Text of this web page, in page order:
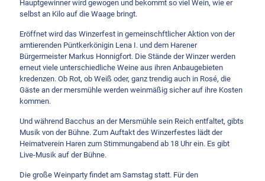
Hauptgewinner wird gewogen und bekommt so viel Wein, wie er
selbst an Kilo auf die Waage bringt.
Eröffnet wird das Winzerfest in gemeinschftlicher Aktion von der
amtierenden Püntkerkönigin Lena I. und dem Harener
Bürgermeister Markus Honnigfort. Die Stände der Winzer werden
erneut viele unterschiedliche Weine aus ihren Anbaugebieten
kredenzen. Ob Rot, ob Weiß oder, ganz trendig auch in Rosé, die
Gäste an der mersmühle werden weinmäßig sicher auf ihre Kosten
kommen.
Und während Bacchus an der Mersmühle sein Reich entfaltet, gibts
Musik von der Bühne. Zum Auftakt des Winzerfestes lädt der
Heimatverein Haren zum Stimmungabend ab 18 Uhr ein. Es gibt
Live-Musik auf der Bühne.
Die große Weinparty findet am Samstag statt. Für den